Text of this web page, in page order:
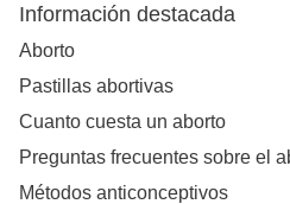
Información destacada
Aborto
Pastillas abortivas
Cuanto cuesta un aborto
Preguntas frecuentes sobre el
Métodos anticonceptivos